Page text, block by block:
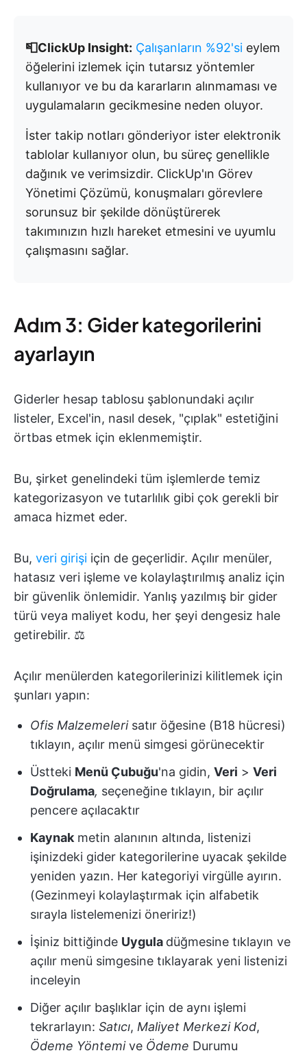
📮ClickUp Insight: Çalışanların %92'si eylem
öğelerini izlemek için tutarsız yöntemler
kullanıyor ve bu da kararların alınmaması ve
uygulamaların gecikmesine neden oluyor.
İster takip notları gönderiyor ister elektronik
tablolar kullanıyor olun, bu süreç genellikle
dağınık ve verimsizdir. ClickUp'ın Görev
Yönetimi Çözümü, konuşmaları görevlere
sorunsuz bir şekilde dönüştürerek
takımınızın hızlı hareket etmesini ve uyumlu
çalışmasını sağlar.
Adım 3: Gider kategorilerini
ayarlayın
Giderler hesap tablosu şablonundaki açılır
listeler, Excel'in, nasıl desek, "çıplak" estetiğini
örtbas etmek için eklenmemiştir.
Bu, şirket genelindeki tüm işlemlerde temiz
kategorizasyon ve tutarlılık gibi çok gerekli bir
amaca hizmet eder.
Bu, veri girişi için de geçerlidir. Açılır menüler,
hatasız veri işleme ve kolaylaştırılmış analiz için
bir güvenlik önlemidir. Yanlış yazılmış bir gider
türü veya maliyet kodu, her şeyi dengesiz hale
getirebilir. ⚖️
Açılır menülerden kategorilerinizi kilitlemek için
şunları yapın:
Ofis Malzemelerisatır öğesine (B18 hücresi)
tıklayın, açılır menü simgesi görünecektir
Üstteki Menü Çubuğu'na gidin, Veri > Veri
Doğrulama, seçeneğine tıklayın, bir açılır
pencere açılacaktır
Kaynak metin alanının altında, listenizi
işinizdeki gider kategorilerine uyacak şekilde
yeniden yazın. Her kategoriyi virgülle ayırın.
(Gezinmeyi kolaylaştırmak için alfabetik
sırayla listelemenizi öneririz!)
İşiniz bittiğinde Uygula düğmesine tıklayın ve
açılır menü simgesine tıklayarak yeni listenizi
inceleyin
Diğer açılır başlıklar için de aynı işlemi
tekrarlayın: Satıcı, Maliyet Merkezi Kod,
Ödeme Yöntemive Ödeme Durumu